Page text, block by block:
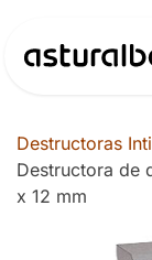
Destructoras
Destructora de
x 12 mm